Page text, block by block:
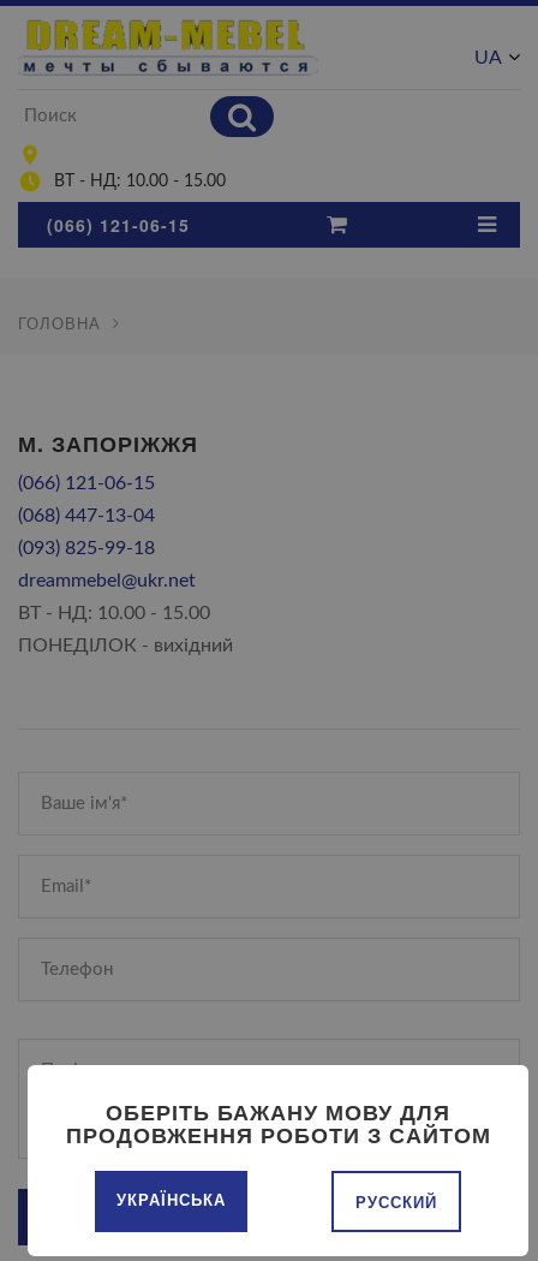
ВТ - НД: 10.00 - 15.00
UA
(066) 121-06-15
ГОЛОВНА
М. ЗАПОРІЖЖЯ
(066) 121-06-15
(068) 447-13-04
(093) 825-99-18
dreammebel@ukr.net
ВТ - НД: 10.00 - 15.00
ПОНЕДІЛОК - вихідний
ОБЕРІТЬ БАЖАНУ МОВУ ДЛЯ
ПРОДОВЖЕННЯ РОБОТИ З САЙТОМ
УКРАЇНСЬКА РУССКИЙ